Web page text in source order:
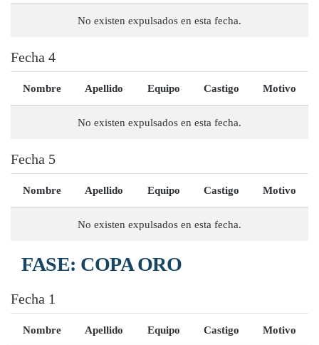
No existen expulsados en esta fecha.
Fecha 4
Nombre Apellido Equipo Castigo Motivo
No existen expulsados en esta fecha.
Fecha 5
Nombre Apellido Equipo Castigo Motivo
No existen expulsados en esta fecha.
FASE: COPA ORO
Fecha 1
Nombre Apellido Equipo Castigo Motivo